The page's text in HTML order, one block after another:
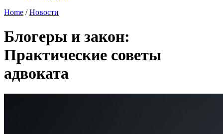
Home /Новости
Блогеры и закон:
Практические советы
адвоката